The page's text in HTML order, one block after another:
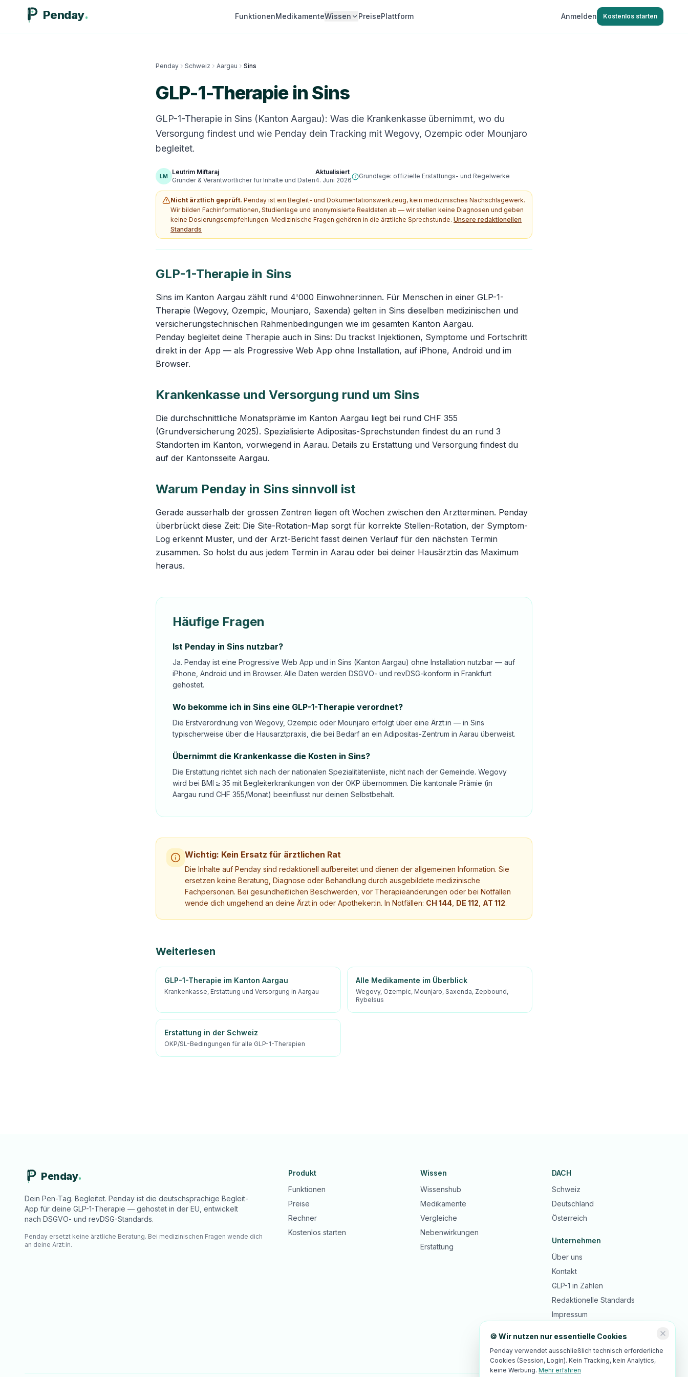
Penday FunktionenMedikamenteWissen PreisePlattform Anmelden Kostenlos starten
Penday Schweiz Aargau Sins
GLP-1-Therapie in Sins
GLP-1-Therapie in Sins (Kanton Aargau): Was die Krankenkasse übernimmt, wo du
Versorgung findest und wie Penday dein Tracking mit Wegovy, Ozempic oder Mounjaro
begleitet.
LM
Leutrim Miftaraj
Gründer & Verantwortlicher für Inhalte und Daten
Aktualisiert
4. Juni 2026
Grundlage: offizielle Erstattungs- und Regelwerke
Nicht ärztlich geprüft. Penday ist ein Begleit- und Dokumentationswerkzeug, kein medizinisches Nachschlagewerk.
Wir bilden Fachinformationen, Studienlage und anonymisierte Realdaten ab — wir stellen keine Diagnosen und geben
keine Dosierungsempfehlungen. Medizinische Fragen gehören in die ärztliche Sprechstunde. Unsere redaktionellen
Standards
GLP-1-Therapie in Sins
Sins im Kanton Aargau zählt rund 4'000 Einwohner:innen. Für Menschen in einer GLP-1-
Therapie (Wegovy, Ozempic, Mounjaro, Saxenda) gelten in Sins dieselben medizinischen und
versicherungstechnischen Rahmenbedingungen wie im gesamten Kanton Aargau.
Penday begleitet deine Therapie auch in Sins: Du trackst Injektionen, Symptome und Fortschritt
direkt in der App — als Progressive Web App ohne Installation, auf iPhone, Android und im
Browser.
Krankenkasse und Versorgung rund um Sins
Die durchschnittliche Monatsprämie im Kanton Aargau liegt bei rund CHF 355
(Grundversicherung 2025). Spezialisierte Adipositas-Sprechstunden findest du an rund 3
Standorten im Kanton, vorwiegend in Aarau. Details zu Erstattung und Versorgung findest du
auf der Kantonsseite Aargau.
Warum Penday in Sins sinnvoll ist
Gerade ausserhalb der grossen Zentren liegen oft Wochen zwischen den Arztterminen. Penday
überbrückt diese Zeit: Die Site-Rotation-Map sorgt für korrekte Stellen-Rotation, der Symptom-
Log erkennt Muster, und der Arzt-Bericht fasst deinen Verlauf für den nächsten Termin
zusammen. So holst du aus jedem Termin in Aarau oder bei deiner Hausärzt:in das Maximum
heraus.
Häufige Fragen
Ist Penday in Sins nutzbar?
Ja. Penday ist eine Progressive Web App und in Sins (Kanton Aargau) ohne Installation nutzbar — auf
iPhone, Android und im Browser. Alle Daten werden DSGVO- und revDSG-konform in Frankfurt
gehostet.
Wo bekomme ich in Sins eine GLP-1-Therapie verordnet?
Die Erstverordnung von Wegovy, Ozempic oder Mounjaro erfolgt über eine Ärzt:in — in Sins
typischerweise über die Hausarztpraxis, die bei Bedarf an ein Adipositas-Zentrum in Aarau überweist.
Übernimmt die Krankenkasse die Kosten in Sins?
Die Erstattung richtet sich nach der nationalen Spezialitätenliste, nicht nach der Gemeinde. Wegovy
wird bei BMI ≥ 35 mit Begleiterkrankungen von der OKP übernommen. Die kantonale Prämie (in
Aargau rund CHF 355/Monat) beeinflusst nur deinen Selbstbehalt.
Wichtig: Kein Ersatz für ärztlichen Rat
Die Inhalte auf Penday sind redaktionell aufbereitet und dienen der allgemeinen Information. Sie
ersetzen keine Beratung, Diagnose oder Behandlung durch ausgebildete medizinische
Fachpersonen. Bei gesundheitlichen Beschwerden, vor Therapieänderungen oder bei Notfällen
wende dich umgehend an deine Ärzt:in oder Apotheker:in. In Notfällen: CH 144 DE 112 AT 112.
Weiterlesen
GLP-1-Therapie im Kanton Aargau
Krankenkasse, Erstattung und Versorgung in Aargau
Alle Medikamente im Überblick
Wegovy, Ozempic, Mounjaro, Saxenda, Zepbound,
Rybelsus
Erstattung in der Schweiz
OKP/SL-Bedingungen für alle GLP-1-Therapien
Penday
Dein Pen-Tag. Begleitet. Penday ist die deutschsprachige Begleit-
App für deine GLP-1-Therapie — gehostet in der EU, entwickelt
nach DSGVO- und revDSG-Standards.
Penday ersetzt keine ärztliche Beratung. Bei medizinischen Fragen wende dich
an deine Ärzt:in.
Produkt
Funktionen
Preise
Rechner
Kostenlos starten
Wissen
Wissenshub
Medikamente
Vergleiche
Nebenwirkungen
Erstattung
DACH
Schweiz
Deutschland
Österreich
Unternehmen
Über uns
Kontakt
GLP-1 in Zahlen
Redaktionelle Standards
Impressum
🍪 Wir nutzen nur essentielle Cookies
Penday verwendet ausschließlich technisch erforderliche
Cookies (Session, Login). Kein Tracking, kein Analytics,
keine Werbung. Mehr erfahren